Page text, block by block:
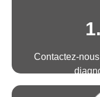
Contactez-